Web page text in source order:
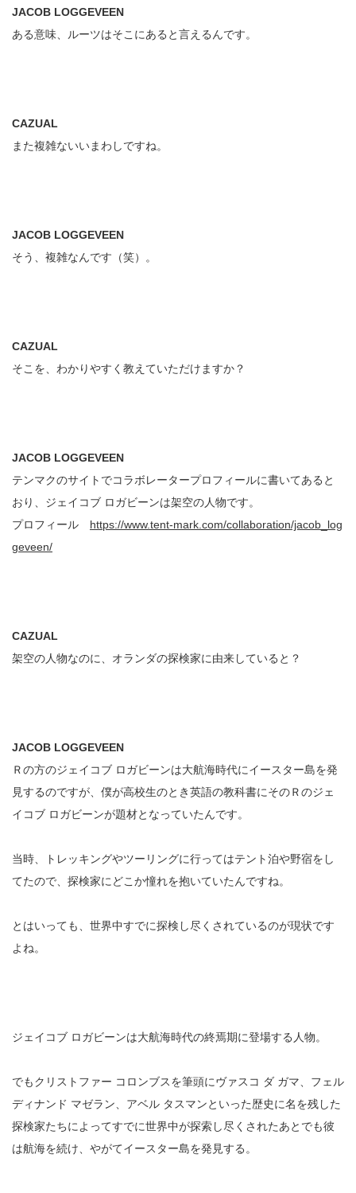
JACOB LOGGEVEEN
ある意味、ルーツはそこにあると言えるんです。
CAZUAL
また複雑ないいまわしですね。
JACOB LOGGEVEEN
そう、複雑なんです（笑）。
CAZUAL
そこを、わかりやすく教えていただけますか？
JACOB LOGGEVEEN
テンマクのサイトでコラボレータープロフィールに書いてあると
おり、ジェイコブ ロガビーンは架空の人物です。
プロフィール https://www.tent-mark.com/collaboration/jacob_log
geveen/
CAZUAL
架空の人物なのに、オランダの探検家に由来していると？
JACOB LOGGEVEEN
Ｒの方のジェイコブ ロガビーンは大航海時代にイースター島を発
見するのですが、僕が高校生のとき英語の教科書にそのＲのジェ
イコブ ロガビーンが題材となっていたんです。
当時、トレッキングやツーリングに行ってはテント泊や野宿をし
てたので、探検家にどこか憧れを抱いていたんですね。
とはいっても、世界中すでに探検し尽くされているのが現状です
よね。
ジェイコブ ロガビーンは大航海時代の終焉期に登場する人物。
でもクリストファー コロンブスを筆頭にヴァスコ ダ ガマ、フェル
ディナンド マゼラン、アベル タスマンといった歴史に名を残した
探検家たちによってすでに世界中が探索し尽くされたあとでも彼
は航海を続け、やがてイースター島を発見する。